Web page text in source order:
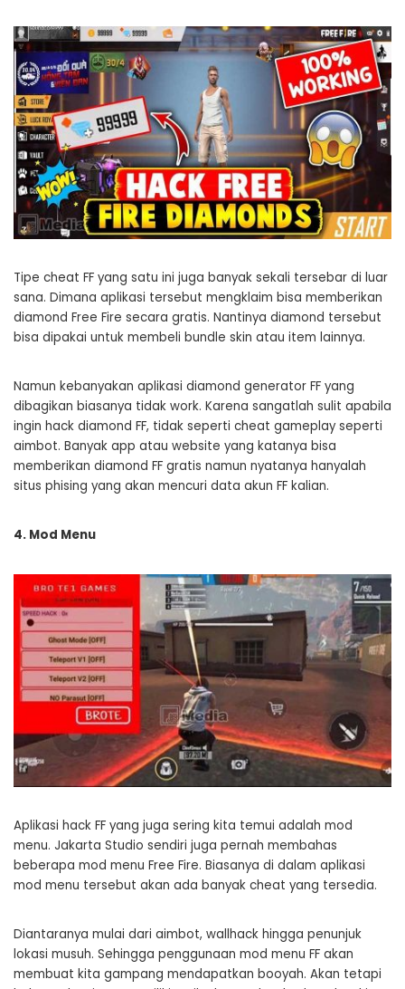
Tipe cheat FF yang satu ini juga banyak sekali tersebar di luar
sana. Dimana aplikasi tersebut mengklaim bisa memberikan
diamond Free Fire secara gratis. Nantinya diamond tersebut
bisa dipakai untuk membeli bundle skin atau item lainnya.
Namun kebanyakan aplikasi diamond generator FF yang
dibagikan biasanya tidak work. Karena sangatlah sulit apabila
ingin hack diamond FF, tidak seperti cheat gameplay seperti
aimbot. Banyak app atau website yang katanya bisa
memberikan diamond FF gratis namun nyatanya hanyalah
situs phising yang akan mencuri data akun FF kalian.
4. Mod Menu
Aplikasi hack FF yang juga sering kita temui adalah mod
menu. Jakarta Studio sendiri juga pernah membahas
beberapa mod menu Free Fire. Biasanya di dalam aplikasi
mod menu tersebut akan ada banyak cheat yang tersedia.
Diantaranya mulai dari aimbot, wallhack hingga penunjuk
lokasi musuh. Sehingga penggunaan mod menu FF akan
membuat kita gampang mendapatkan booyah. Akan tetapi